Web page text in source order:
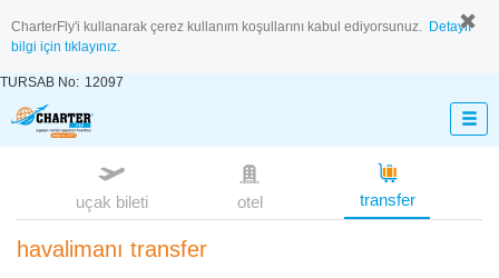
CharterFly'i kullanarak çerez kullanım koşullarını kabul ediyorsunuz. Detaylı
bilgi için tıklayınız.
TURSAB No: 12097
uçak bileti otel transfer
havalimanı transfer